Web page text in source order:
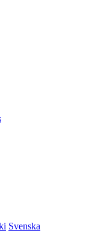
Svenska